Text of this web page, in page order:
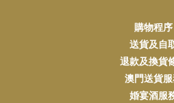
購物程序
送貨及自
退款及換貨
澳門送貨
婚宴酒服